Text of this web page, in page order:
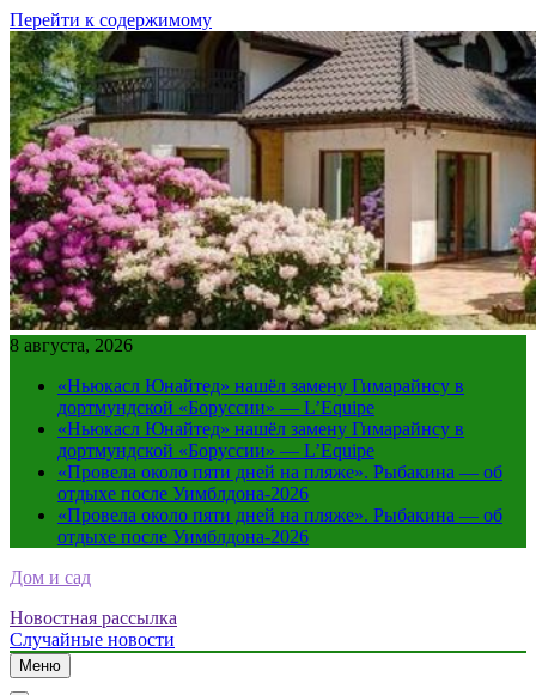
Перейти к содержимому
8 августа, 2026
«Ньюкасл Юнайтед» нашёл замену Гимарайнсу в
дортмундской «Боруссии» — L’Equipe
«Ньюкасл Юнайтед» нашёл замену Гимарайнсу в
дортмундской «Боруссии» — L’Equipe
«Провела около пяти дней на пляже». Рыбакина — об
отдыхе после Уимблдона-2026
«Провела около пяти дней на пляже». Рыбакина — об
отдыхе после Уимблдона-2026
Дом и сад
Новостная рассылка
Случайные новости
Меню